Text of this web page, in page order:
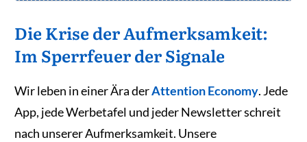
Die Krise der Aufmerksamkeit:
Im Sperrfeuer der Signale
Wir leben in einer Ära derAttention Economy. Jede
App, jede Werbetafel und jeder Newsletter schreit
nach unserer Aufmerksamkeit. Unsere